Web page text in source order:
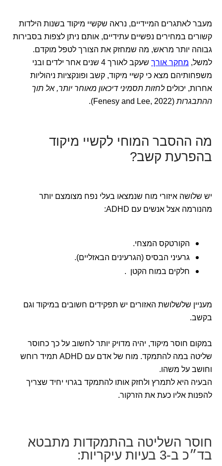
מעבר לאתגרים המיידיים, נראה שקשיי מיקוד בשנות הילדות
קשורים במחירים נפשיים עתידיים, אותם ניתן לצפות בסבירות
גבוהה יותר מראש, מה שמחזק את הצורך לטפל מוקדם.
למשל, מחקר אורך
שעקב לאורך 4 שנים אחר ילדים ובני
משפחותיהם מצא כי קשיי מיקוד, קשב ופונקציות ניהוליות
אחרות, יכוליםלחזות תסמיני דיכאון מאוחר יותר, אל תוך
ההתבגרות (Fenesy and Lee, 2022).
מה ההסבר המוחי לקשיי מיקוד
בהפרעת קשב?
יש שלושה איזורי מוח שנמצאו בעלי נפח מצומצם יותר
מהנורמה אצל אנשים עם ADHD:
הקורטקס המצחי.
גרעיני הבסיס (הגרעינים הבאזליים).
חלקים במוח הקטן .
מעניין שלשלושת האזורים יש תפקידים חשובים במיקוד וגם
בקשב.
במקום חוסר מיקוד, יהיה מדויק יותר לחשוב על כך כחוסר
שליטה במה להתמקד. מוח של אדם עם ADHD תמיד רוחש
וחושב על משהו.
הבעיה היא לתמרץ ולחזק אותו להתמקד בגרוי יחיד שצריך
להפנות אליו כעת את הזרקור.
חוסר השליטה בהתמקדות מתבטא
בד״כ ב-3 בעיות עיקריות: